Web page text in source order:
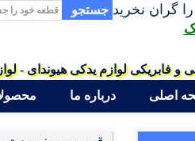
را گران نخرید جستجو
و فابریکی لوازم یدکی هیوندای -
درباره ما اصلی